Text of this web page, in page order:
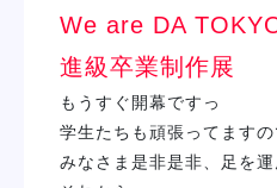
We are DA
進級卒業制作展
もうすぐ開幕ですっ
学生たちも頑張ってますの
みなさま是非是非、足を